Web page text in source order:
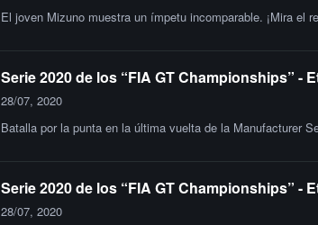
El joven Mizuno muestra un ímpetu incomparable. ¡Mira el
Serie 2020 de los “FIA GT Championships” -
28/07, 2020
Batalla por la punta en la última vuelta de la Manufacturer
Serie 2020 de los “FIA GT Championships” -
28/07, 2020